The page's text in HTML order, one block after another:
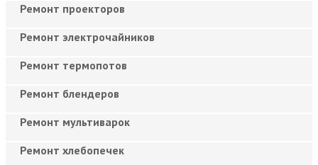
Ремонт проекторов
Ремонт электрочайников
Ремонт термопотов
Ремонт блендеров
Ремонт мультиварок
Ремонт хлебопечек